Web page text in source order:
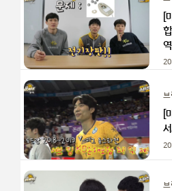
[
[